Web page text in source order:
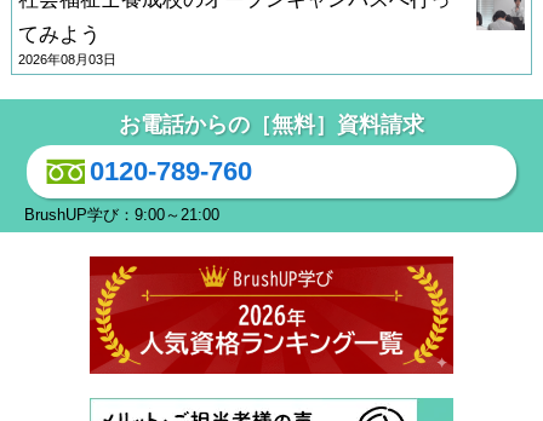
てみよう
2026年08月03日
お電話からの［無料］資料請求
0120-789-760
BrushUP学び：9:00～21:00